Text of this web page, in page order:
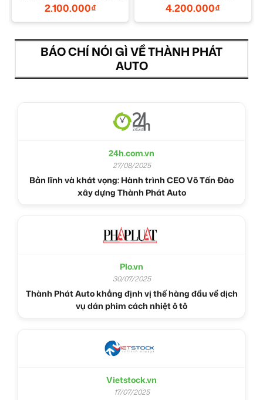
Tín TPHCM
2.100.000₫ 4.200.000₫
BÁO CHÍ NÓI GÌ VỀ THÀNH PHÁT
AUTO
24h.com.vn
27/08/2025
Bản lĩnh và khát vọng: Hành trình CEO Võ Tấn Đào
xây dựng Thành Phát Auto
Plo.vn
30/07/2025
Thành Phát Auto khẳng định vị thế hàng đầu về dịch
vụ dán phim cách nhiệt ô tô
Vietstock.vn
17/07/2025